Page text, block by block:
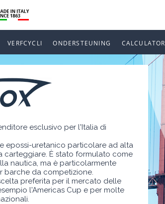
VERFCYCLI ONDERSTEUNING CALCULATOR
esclusivo per l'Italia di
epossi-uretanico particolare ad alta
carteggiare. È stato formulato come
nautica, ma è particolarmente
barche da competizione.
preferita per il mercato delle
l'Americas Cup e per molte